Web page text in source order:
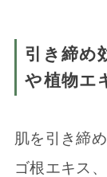
引き締め
や植物エ
肌を引き締
ゴ根エキス